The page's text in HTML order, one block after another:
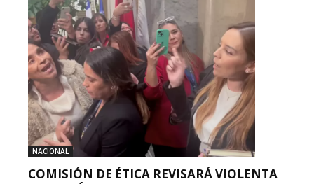
NACIONAL
COMISIÓN DE ÉTICA REVISARÁ VIOLENTA